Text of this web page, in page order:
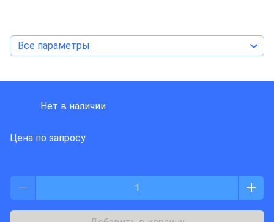
Все параметры
Нет в наличии
Цена по запросу